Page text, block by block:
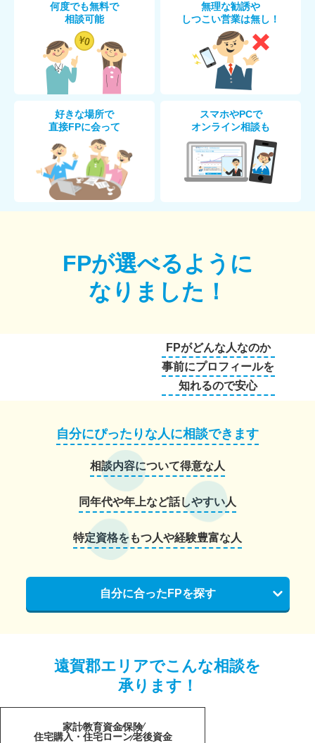
何度でも無料で
相談可能
無理な勧誘や
しつこい営業は無し！
好きな場所で
直接FPに会って
スマホやPCで
オンライン相談も
FPが選べるように
なりました！
FPがどんな人なのか
事前にプロフィールを
知れるので安心
自分にぴったりな人に相談できます
相談内容について得意な人
同年代や年上など話しやすい人
特定資格をもつ人や経験豊富な人
自分に合ったFPを探す
遠賀郡エリアでこんな相談を
承ります！
家計教育資金保険
住宅購入・住宅ローン老後資金